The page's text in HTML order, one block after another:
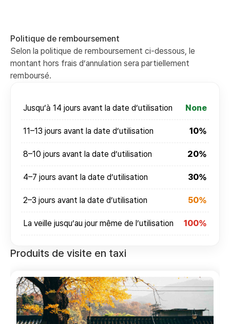
Politique de remboursement
Selon la politique de remboursement ci-dessous, le
montant hors frais d’annulation sera partiellement
remboursé.
Jusqu’à 14 jours avant la date d’utilisation None
11–13 jours avant la date d’utilisation 10%
8–10 jours avant la date d’utilisation 20%
4–7 jours avant la date d’utilisation 30%
2–3 jours avant la date d’utilisation 50%
La veille jusqu’au jour même de l’utilisation 100%
Produits de visite en taxi